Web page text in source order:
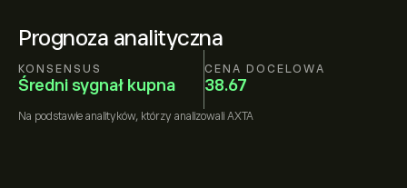
Prognoza analityczna
KONSENSUS
Średni sygnał kupna
CENA DOCELOWA
38.67
Na podstawie analityków, którzy analizowali AXTA